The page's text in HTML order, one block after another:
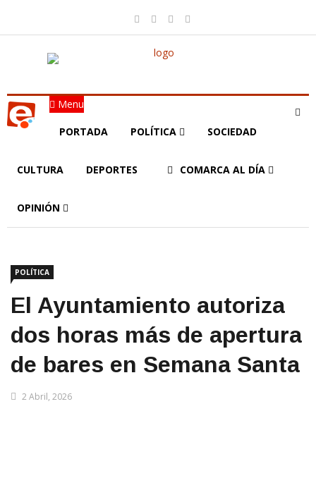
Menu
PORTADA POLÍTICA SOCIEDAD
CULTURA DEPORTES COMARCA AL DÍA
OPINIÓN
POLÍTICA
El Ayuntamiento autoriza
dos horas más de apertura
de bares en Semana Santa
2 Abril, 2026